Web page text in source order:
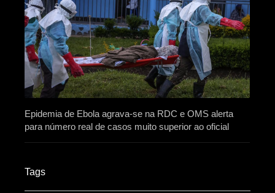
Epidemia de Ebola agrava-se na RDC e OMS alerta
para número real de casos muito superior ao oficial
Tags